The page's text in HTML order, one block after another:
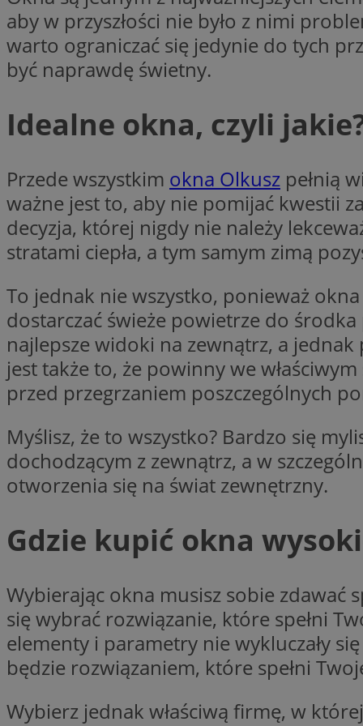
aby w przyszłości nie było z nimi
warto ograniczać się jedynie do tych
być naprawdę świetny.
Idealne okna, czyli
Przede wszystkim okna Olkusz pełnią
ważne jest to, aby nie pomijać kwestii
decyzja, której nigdy nie należy
stratami ciepła, a tym samym zimą
To jednak nie wszystko, ponieważ
dostarczać świeże powietrze do
najlepsze widoki na zewnątrz, a
jest także to, że powinny we
przed przegrzaniem poszczególnych
Myślisz, że to wszystko? Bardzo się
dochodzącym z zewnątrz, a w
otworzenia się na świat zewnętrzny.
Gdzie kupić okna
Wybierając okna musisz sobie zdawać
się wybrać rozwiązanie, które spełni
elementy i parametry nie wykluczały
będzie rozwiązaniem, które spełni
Wybierz jednak właściwą firmę, w
SessID
QeSessID
MvSessID
suid
INGRESSCOOKIE
euds
__cf_bm
li_gc
_ga_VBEXFQ7ESL
_ga
Nazwa
tuuid_lu
tuuid_lu
ADK_EX_11
__mguid_